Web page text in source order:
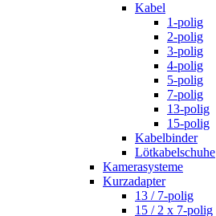
Kabel
1-polig
2-polig
3-polig
4-polig
5-polig
7-polig
13-polig
15-polig
Kabelbinder
Lötkabelschuhe
Kamerasysteme
Kurzadapter
13 / 7-polig
15 / 2 x 7-polig